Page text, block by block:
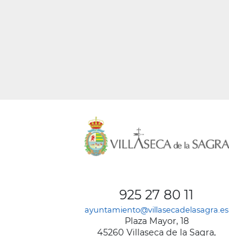
925 27 80 11
ayuntamiento@villasecadelasagra.es
Plaza Mayor, 18
45260 Villaseca de la Sagra,